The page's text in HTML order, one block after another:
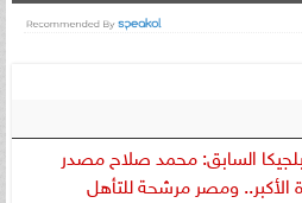
السابق: محمد صلاح مصدر
الأكبر.. ومصر مرشحة للتأهل